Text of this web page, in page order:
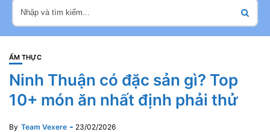
ẨM THỰC
Ninh Thuận có đặc sản gì? Top
10+ món ăn nhất định phải thử
By Team Vexere 23/02/2026